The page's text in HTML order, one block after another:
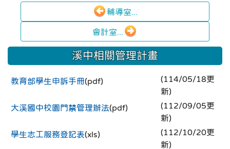
輔導室...
會計室...
溪中相關管理計畫
教育部學生申訴手冊(pdf)
(114/05/18更
新)
大溪國中校園門禁管理辦法(pdf)
(112/09/05更
新)
學生志工服務登記表(xls)
(112/10/20更
新)